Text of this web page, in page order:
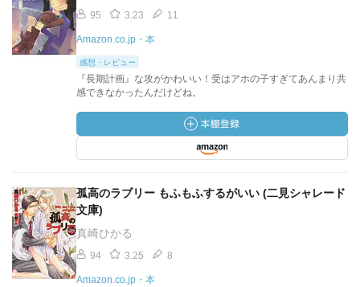
95 3.23 11
Amazon.co.jp・本
感想・レビュー
『長期計画』な攻がかわいい！受はアホの子すぎてあんまり共
感できなかったんだけどね。
孤高のラブリー もふもふするがいい (二見シャレード
文庫)
真崎ひかる
94 3.25 8
Amazon.co.jp・本